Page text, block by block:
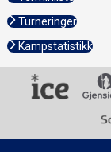
Turneringer
Kampstatistikk